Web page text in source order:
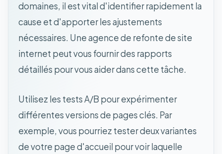
domaines, il est vital d'identifier rapidement la
cause et d'apporter les ajustements
nécessaires. Une agence de refonte de site
internet peut vous fournir des rapports
détaillés pour vous aider dans cette tâche.
Utilisez les tests A/B pour expérimenter
différentes versions de pages clés. Par
exemple, vous pourriez tester deux variantes
de votre page d'accueil pour voir laquelle